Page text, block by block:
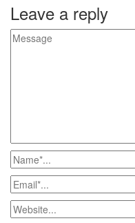
Leave a reply